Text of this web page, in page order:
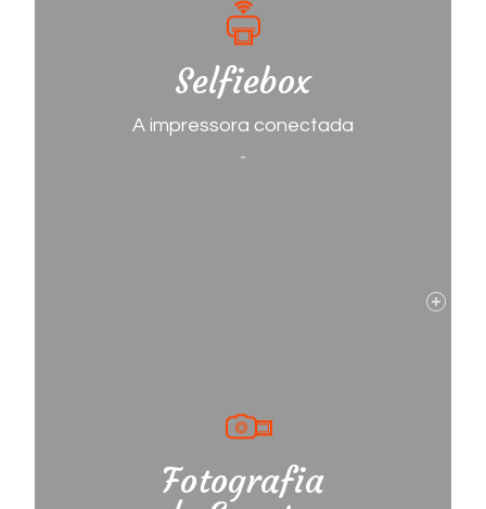
Selfiebox
A impressora conectada
Fotografia